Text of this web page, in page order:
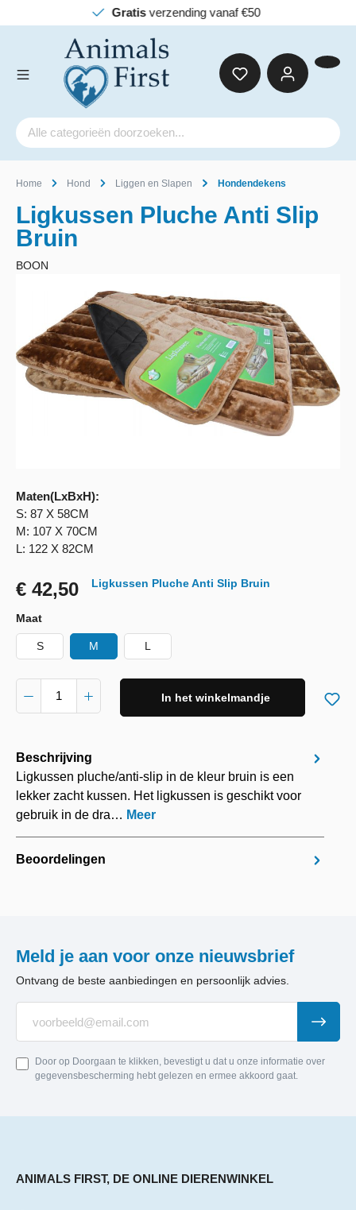
verzending vanaf €50
Home Hond Liggen en Slapen Hondendekens
Ligkussen Pluche Anti Slip
Bruin
BOON
Maten(LxBxH):
S: 87 X 58CM
M: 107 X 70CM
L: 122 X 82CM
€ 42,50 Ligkussen Pluche Anti Slip Bruin
Maat
S M L
In het winkelmandje
Beschrijving
Ligkussen pluche/anti-slip in de kleur bruin is een
lekker zacht kussen. Het ligkussen is geschikt voor
gebruik in de dra… Meer
Beoordelingen
Meld je aan voor onze nieuwsbrief
Ontvang de beste aanbiedingen en persoonlijk advies.
Door op Doorgaan te klikken, bevestigt u dat u onze informatie over
gegevensbescherming hebt gelezen en ermee akkoord gaat.
ANIMALS FIRST, DE ONLINE DIERENWINKEL